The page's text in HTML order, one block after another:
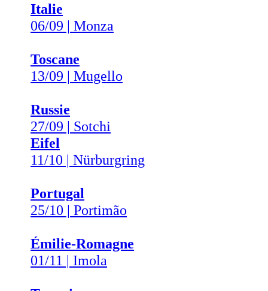
Italie
06/09 | Monza
Toscane
13/09 | Mugello
Russie
27/09 | Sotchi
Eifel
11/10 | Nürburgring
Portugal
25/10 | Portimão
Émilie-Romagne
01/11 | Imola